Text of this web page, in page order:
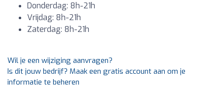
Donderdag: 8h-21h
Vrijdag: 8h-21h
Zaterdag: 8h-21h
Wil je een wijziging aanvragen?
Is dit jouw bedrijf? Maak een gratis account aan om je
informatie te beheren